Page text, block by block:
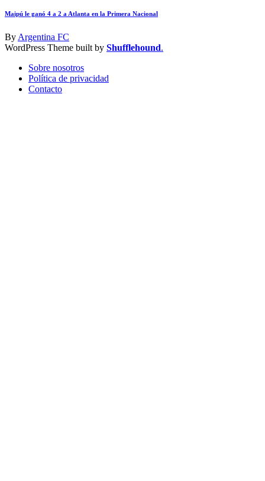
Maipú le ganó 4 a 2 a Atlanta en la Primera Nacional
ByArgentina FC
WordPress Theme built by Shufflehound.
Sobre nosotros
Política de privacidad
Contacto